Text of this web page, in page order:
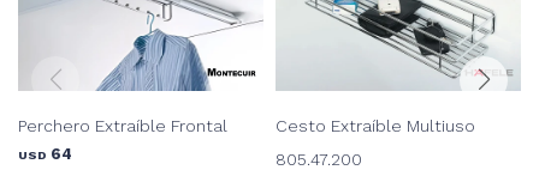
Perchero Extraíble Frontal
USD 64
Cesto Extraíble Multiuso
805.47.200